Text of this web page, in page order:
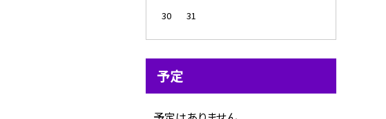
30
31
予定